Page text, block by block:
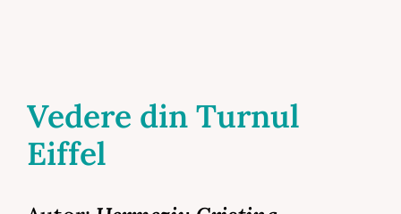
Vedere din Turnul
Eiffel